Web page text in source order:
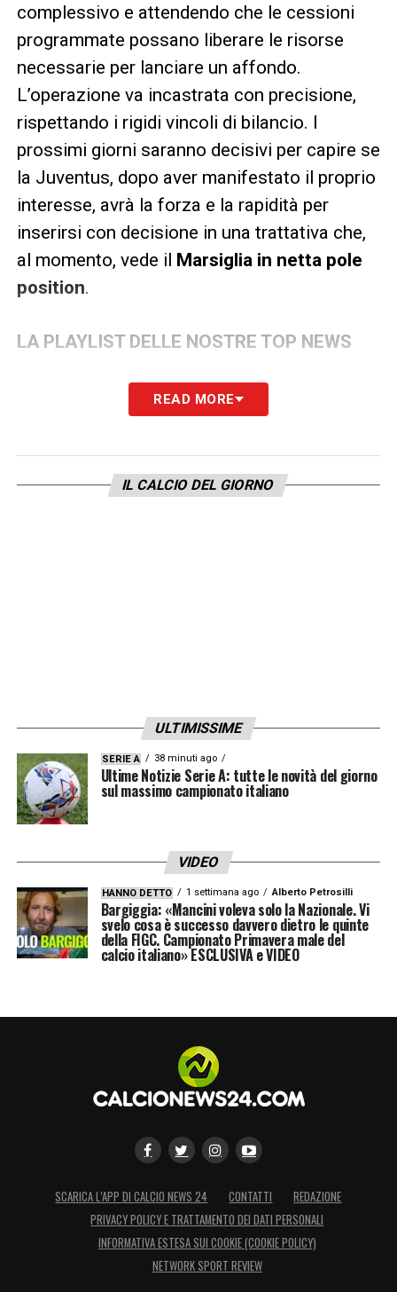
complessivo e attendendo che le cessioni
programmate possano liberare le risorse
necessarie per lanciare un affondo.
L’operazione va incastrata con precisione,
rispettando i rigidi vincoli di bilancio. I
prossimi giorni saranno decisivi per capire se
la Juventus, dopo aver manifestato il proprio
interesse, avrà la forza e la rapidità per
inserirsi con decisione in una trattativa che,
al momento, vede il Marsiglia in netta pole
position.
LA PLAYLIST DELLE NOSTRE TOP NEWS
READ MORE
IL CALCIO DEL GIORNO
ULTIMISSIME
SERIE A 38 minuti ago
Ultime Notizie Serie A: tutte le novità del giorno
sul massimo campionato italiano
VIDEO
HANNO DETTO 1 settimana ago Alberto Petrosilli
Bargiggia: «Mancini voleva solo la Nazionale. Vi
svelo cosa è successo davvero dietro le quinte
della FIGC. Campionato Primavera male del
calcio italiano» ESCLUSIVA e VIDEO
SCARICA L’APP DI CALCIO NEWS 24 CONTATTI
REDAZIONE
PRIVACY POLICY E TRATTAMENTO DEI DATI PERSONALI
INFORMATIVA ESTESA SUI COOKIE (COOKIE POLICY)
NETWORK SPORT REVIEW